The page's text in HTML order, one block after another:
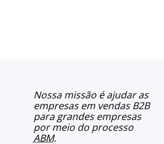
Nossa missão é ajudar as
empresas em vendas B2B
para grandes empresas
por meio do processo
ABM.